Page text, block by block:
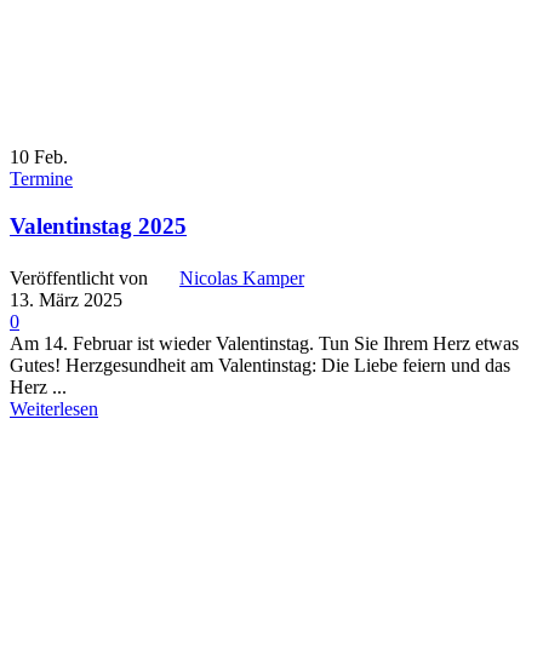
10 Feb.
Termine
Valentinstag 2025
Veröffentlicht von
Nicolas Kamper
13. März 2025
0
Am 14. Februar ist wieder Valentinstag. Tun Sie Ihrem Herz etwas
Gutes! Herzgesundheit am Valentinstag: Die Liebe feiern und das
Herz ...
Weiterlesen